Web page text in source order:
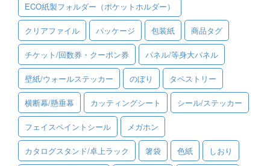
ご注文方法について
キャンセルについて
FAQ（よくあるご質問）
資料をダウンロード
ご利用規約
お見積り・お問合せ
ECO紙製フォルダー（ポケットホルダー）
クリアファイル パッケージ 包装紙 商品タグ
チケット/回数券・クーポン券 パネル/等身大パネル
壁紙/ウォールステッカー のぼり タペストリー
横断幕/懸垂幕 カッティングシート シール/ステッカー
フェイスペイントシール メガホン
カタログスタンド/卓上ラック 箸袋 色紙 しおり